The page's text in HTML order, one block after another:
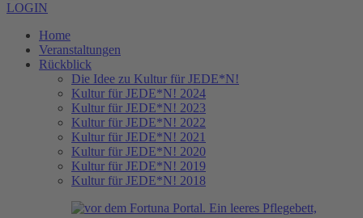
LOGIN
Home
Veranstaltungen
Rückblick
Die Idee zu Kultur für JEDE*N!
Kultur für JEDE*N! 2024
Kultur für JEDE*N! 2023
Kultur für JEDE*N! 2022
Kultur für JEDE*N! 2021
Kultur für JEDE*N! 2020
Kultur für JEDE*N! 2019
Kultur für JEDE*N! 2018